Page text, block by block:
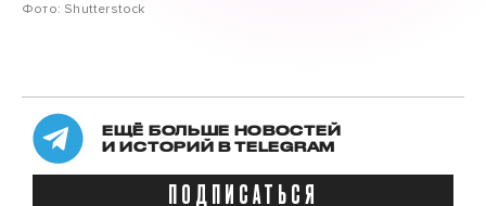
Фото: Shutterstock
ЕЩЁ БОЛЬШЕ НОВОСТЕЙ
И ИСТОРИЙ В TELEGRAM
ПОДПИСАТЬСЯ